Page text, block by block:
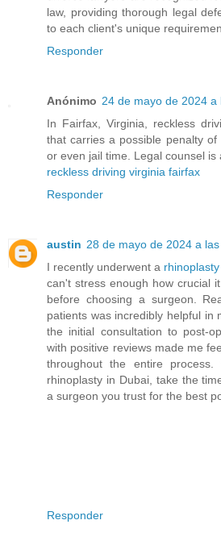
law, providing thorough legal
to each client's unique
Responder
Anónimo 24 de mayo de 2024 a
In Fairfax, Virginia, reckless
that carries a possible penalty of
or even jail time. Legal counsel is
reckless driving virginia fairfax
Responder
austin 28 de mayo de 2024 a
I recently underwent a
can't stress enough how crucial
before choosing a surgeon.
patients was incredibly helpful in
the initial consultation to post-
with positive reviews made me
throughout the entire
rhinoplasty in Dubai, take the
a surgeon you trust for the best
Responder